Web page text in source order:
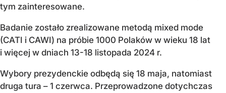
tym zainteresowane.
Badanie zostało zrealizowane metodą mixed mode
(CATI i CAWI) na próbie 1000 Polaków w wieku 18 lat
i więcej w dniach 13-18 listopada 2024 r.
Wybory prezydenckie odbędą się 18 maja, natomiast
druga tura – 1 czerwca. Przeprowadzone dotychczas